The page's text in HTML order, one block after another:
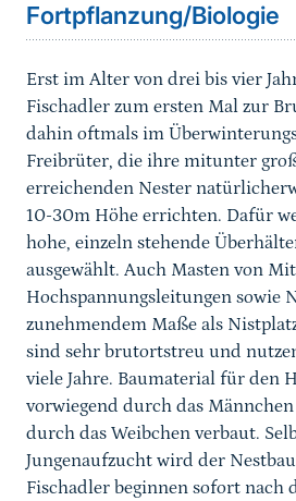
Fortpflanzung/Biologie
Erst im Alter von drei bis vier
Fischadler zum ersten Mal zur
dahin oftmals im
Freibrüter, die ihre mitunter
erreichenden Nester
10-30m Höhe errichten. Dafür
hohe, einzeln stehende
ausgewählt. Auch Masten von
Hochspannungsleitungen sowie
zunehmendem Maße als
sind sehr brutortstreu und
viele Jahre. Baumaterial für den
vorwiegend durch das
durch das Weibchen verbaut.
Jungenaufzucht wird der
Fischadler beginnen sofort nach